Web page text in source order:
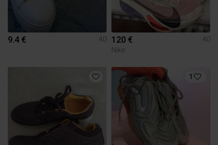
9.4 € 40 120 €
40
Nike
1